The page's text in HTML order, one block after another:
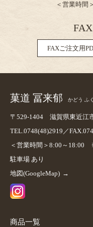
＜営業時
FAXご注文用
菓道 冨来郁 かどう ふ
〒529-1404 滋賀県東近江
TEL.0748(48)2919／
＜営業時間＞8:00～18:00
駐車場 あり
地図(GoogleMap)
商品一覧